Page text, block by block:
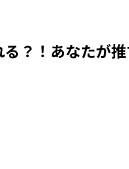
？！あなたが